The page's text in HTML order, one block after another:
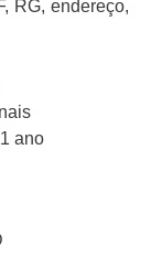
RG, endereço,
ano